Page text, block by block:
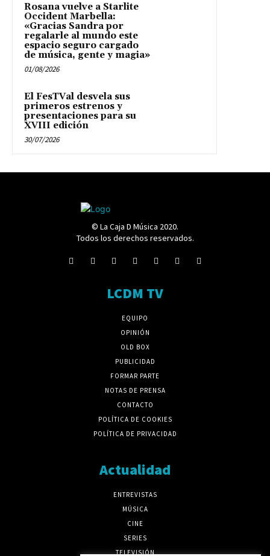
Rosana vuelve a Starlite
Occident Marbella:
«Gracias Sandra por
regalarle al mundo este
espacio seguro cargado
de música, gente y magia»
01/08/2026
El FesTVal desvela sus
primeros estrenos y
presentaciones para su
XVIII edición
30/07/2026
© La Caja D Música 2020.
Todos los derechos reservados.
LCDM TV
EQUIPO
OPINIÓN
OLD BOX
PUBLICIDAD
FORMAR PARTE
NOTAS DE PRENSA
CONTACTO
POLÍTICA DE COOKIES
POLÍTICA DE PRIVACIDAD
Actualidad
ENTREVISTAS
MÚSICA
CINE
SERIES
TELEVISIÓN